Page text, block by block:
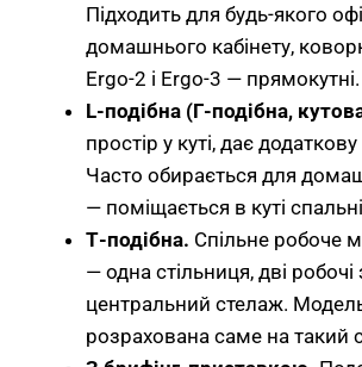
Підходить для будь-якого
домашнього кабінету,
Ergo-2 і Ergo-3 — прямокутні.
L-подібна (Г-подібна,
простір у куті, дає
Часто обирається для
— поміщається в куті
Т-подібна. Спільне робоче
— одна стільниця, дві робочі
центральний стелаж.
розрахована саме на такий